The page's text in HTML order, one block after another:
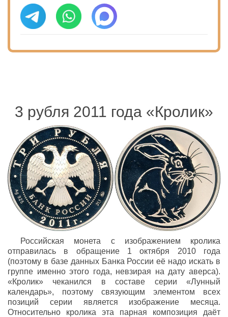
3 рубля 2011 года «Кролик»
Российская монета с изображением кролика
отправилась в обращение 1 октября 2010 года
(поэтому в базе данных Банка России её надо искать в
группе именно этого года, невзирая на дату аверса).
«Кролик» чеканился в составе серии «Лунный
календарь», поэтому связующим элементом всех
позиций серии является изображение месяца.
Относительно кролика эта парная композиция даёт